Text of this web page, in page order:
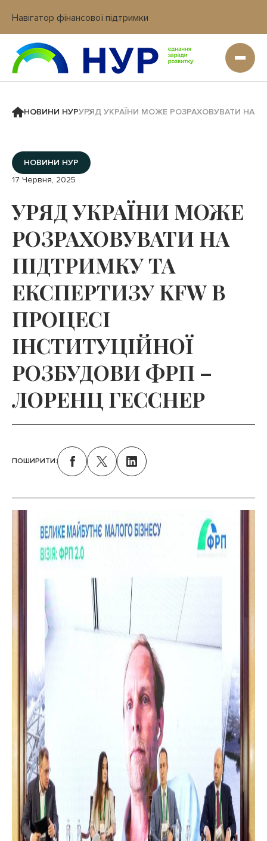
Навігатор фінансової підтримки
Вхід в кабінет IT платформи
НОВИНИ НУРУРЯД УКРАЇНИ МОЖЕ РОЗРАХОВУВАТИ НА
НОВИНИ НУР
17 Червня, 2025
УРЯД УКРАЇНИ МОЖЕ
РОЗРАХОВУВАТИ НА
ПІДТРИМКУ ТА
ЕКСПЕРТИЗУ KFW В
ПРОЦЕСІ
ІНСТИТУЦІЙНОЇ
РОЗБУДОВИ ФРП –
ЛОРЕНЦ ГЕССНЕР
ПОШИРИТИ: